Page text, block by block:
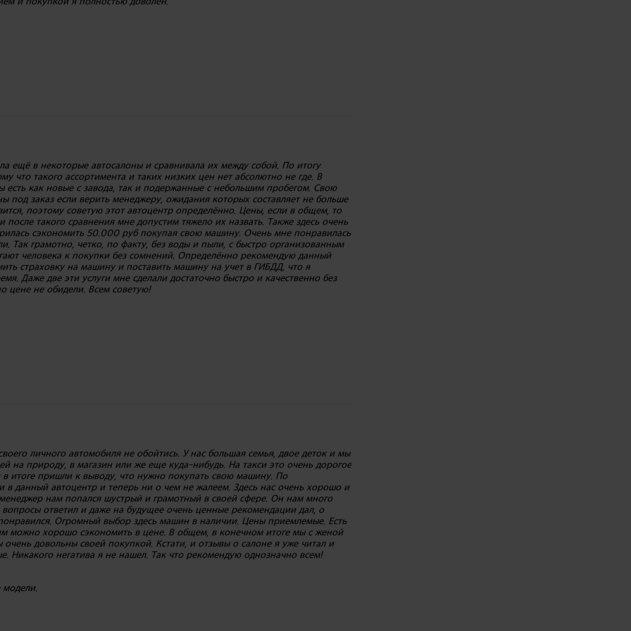
ещё в некоторые автосалоны и сравнивала их между собой. По итогу
что такого ассортимента и таких низких цен нет абсолютно не где. В
как новые с завода, так и подержанные с небольшим пробегом. Свою
заказ если верить менеджеру, ожидания которых составляет не больше
поэтому советую этот автоцентр определённо. Цены, если в общем, то
такого сравнения мне допустим тяжело их назвать. Также здесь очень
сэкономить 50.000 руб покупая свою машину. Очень мне понравилась
Так грамотно, четко, по факту, без воды и пыли, с быстро организованным
человека к покупки без сомнений. Определённо рекомендую данный
страховку на машину и поставить машину на учет в ГИБДД, что я
Даже две эти услуги мне сделали достаточно быстро и качественно без
цене не обидели. Всем советую!
личного автомобиля не обойтись. У нас большая семья, двое деток и мы
на природу, в магазин или же еще куда-нибудь. На такси это очень дорогое
итоге пришли к выводу, что нужно покупать свою машину. По
данный автоцентр и теперь ни о чем не жалеем. Здесь нас очень хорошо и
нам попался шустрый и грамотный в своей сфере. Он нам много
ответил и даже на будущее очень ценные рекомендации дал, о
Огромный выбор здесь машин в наличии. Цены приемлемые. Есть
можно хорошо сэкономить в цене. В общем, в конечном итоге мы с женой
довольны своей покупкой. Кстати, и отзывы о салоне я уже читал и
Никакого негатива я не нашел. Так что рекомендую однозначно всем!